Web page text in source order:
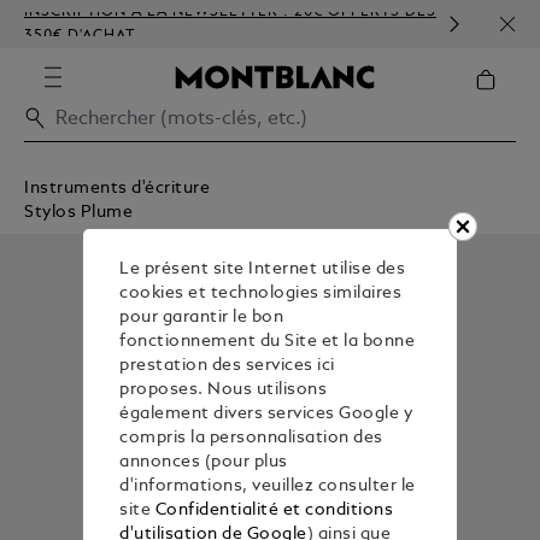
INSCRIPTION À LA NEWSLETTER : 20€ OFFERTS DÈS
350€ D'ACHAT
Instruments d'écriture
Stylos Plume
Le présent site Internet utilise des
cookies et technologies similaires
pour garantir le bon
fonctionnement du Site et la bonne
prestation des services ici
proposes. Nous utilisons
également divers services Google y
compris la personnalisation des
annonces (pour plus
d'informations, veuillez consulter le
site Confidentialité et conditions
d'utilisation de Google) ainsi que